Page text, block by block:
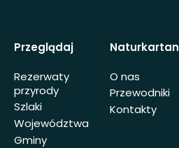
Przeglądaj
Rezerwaty
przyrody
Szlaki
Województwa
Gminy
Naturkartan
O nas
Przewodniki
Kontakty